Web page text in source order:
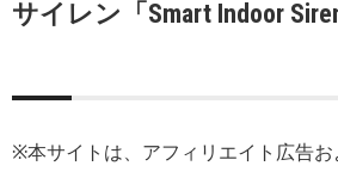
サイレン「Smart Indoor
※本サイトは、アフィリエイト広告